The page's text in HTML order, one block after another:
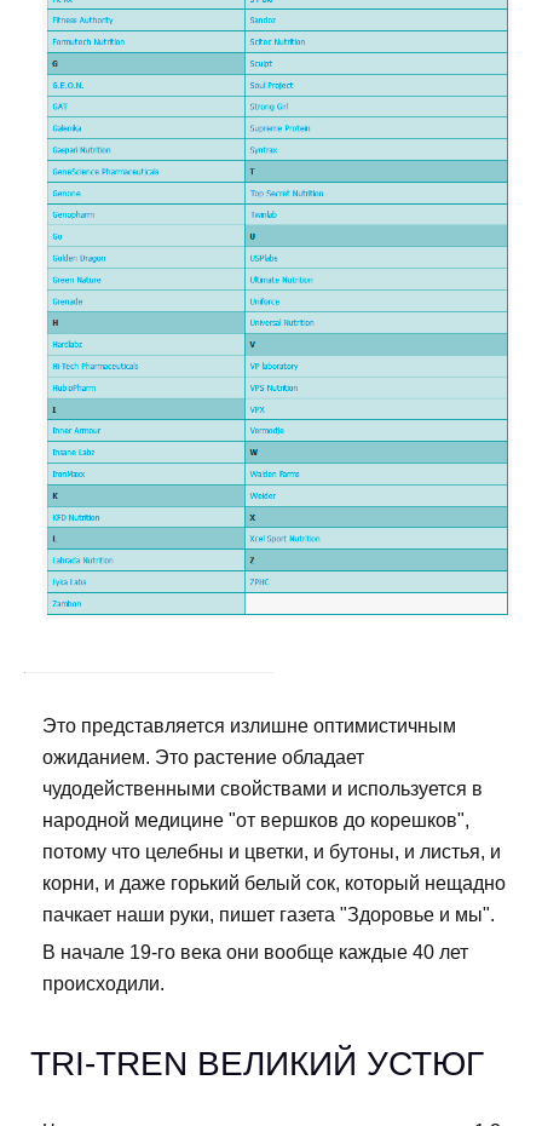
Это представляется излишне оптимистичным
ожиданием. Это растение обладает
чудодейственными свойствами и используется в
народной медицине "от вершков до корешков",
потому что целебны и цветки, и бутоны, и листья, и
корни, и даже горький белый сок, который нещадно
пачкает наши руки, пишет газета "Здоровье и мы".
В начале 19-го века они вообще каждые 40 лет
происходили.
TRI-TREN ВЕЛИКИЙ УСТЮГ